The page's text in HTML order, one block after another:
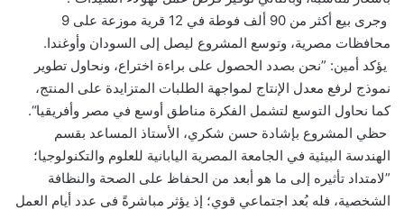
وجرى بيع أكثر من 90 ألف فوطة في 12 قرية موزعة على 9
محافظات مصرية، وتوسع المشروع ليصل إلى السودان وأوغندا.
يؤكد أمين: ”نحن بصدد الحصول على براءة اختراع، ونحاول تطوير
نموذج لرفع معدل الإنتاج لمواجهة الطلبات المتزايدة على المنتج،
كما نحاول التوسع لتشمل الفكرة مناطق أوسع في مصر وأفريقيا“.
حظي المشروع بإشادة حسن شكري، الأستاذ المساعد بقسم
الهندسة البيئية في الجامعة المصرية اليابانية للعلوم والتكنولوجيا؛
”لامتداد تأثيره إلى ما هو أبعد من الحفاظ على الصحة والنظافة
الشخصية، فله بُعد اجتماعي قوي؛ إذ يؤثر مباشرةً فى عدد أيام العمل